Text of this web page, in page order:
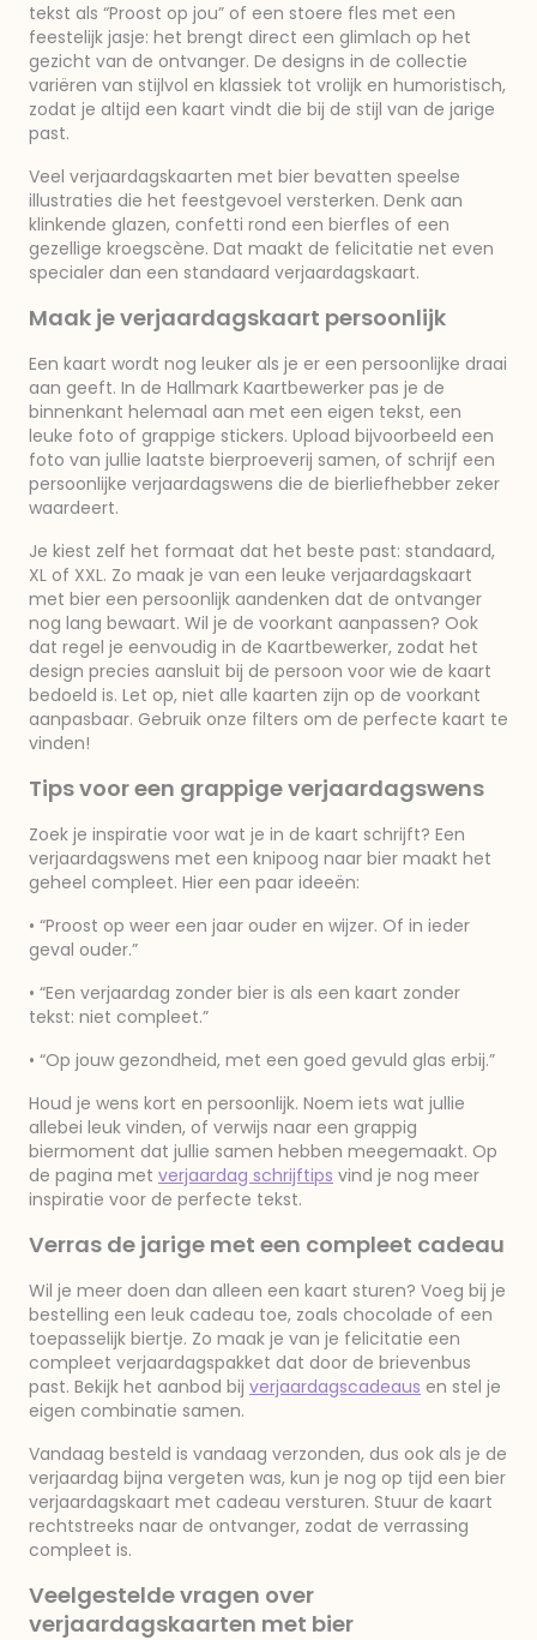
tekst als “Proost op jou” of een stoere fles met een
feestelijk jasje: het brengt direct een glimlach op het
gezicht van de ontvanger. De designs in de collectie
variëren van stijlvol en klassiek tot vrolijk en humoristisch,
zodat je altijd een kaart vindt die bij de stijl van de jarige
past.
Veel verjaardagskaarten met bier bevatten speelse
illustraties die het feestgevoel versterken. Denk aan
klinkende glazen, confetti rond een bierfles of een
gezellige kroegscène. Dat maakt de felicitatie net even
specialer dan een standaard verjaardagskaart.
Maak je verjaardagskaart persoonlijk
Een kaart wordt nog leuker als je er een persoonlijke draai
aan geeft. In de Hallmark Kaartbewerker pas je de
binnenkant helemaal aan met een eigen tekst, een
leuke foto of grappige stickers. Upload bijvoorbeeld een
foto van jullie laatste bierproeverij samen, of schrijf een
persoonlijke verjaardagswens die de bierliefhebber zeker
waardeert.
Je kiest zelf het formaat dat het beste past: standaard,
XL of XXL. Zo maak je van een leuke verjaardagskaart
met bier een persoonlijk aandenken dat de ontvanger
nog lang bewaart. Wil je de voorkant aanpassen? Ook
dat regel je eenvoudig in de Kaartbewerker, zodat het
design precies aansluit bij de persoon voor wie de kaart
bedoeld is. Let op, niet alle kaarten zijn op de voorkant
aanpasbaar. Gebruik onze filters om de perfecte kaart te
vinden!
Tips voor een grappige verjaardagswens
Zoek je inspiratie voor wat je in de kaart schrijft? Een
verjaardagswens met een knipoog naar bier maakt het
geheel compleet. Hier een paar ideeën:
• “Proost op weer een jaar ouder en wijzer. Of in ieder
geval ouder.”
• “Een verjaardag zonder bier is als een kaart zonder
tekst: niet compleet.”
• “Op jouw gezondheid, met een goed gevuld glas erbij.”
Houd je wens kort en persoonlijk. Noem iets wat jullie
allebei leuk vinden, of verwijs naar een grappig
biermoment dat jullie samen hebben meegemaakt. Op
de pagina met verjaardag schrijftips vind je nog meer
inspiratie voor de perfecte tekst.
Verras de jarige met een compleet cadeau
Wil je meer doen dan alleen een kaart sturen? Voeg bij je
bestelling een leuk cadeau toe, zoals chocolade of een
toepasselijk biertje. Zo maak je van je felicitatie een
compleet verjaardagspakket dat door de brievenbus
past. Bekijk het aanbod bij verjaardagscadeaus en stel je
eigen combinatie samen.
Vandaag besteld is vandaag verzonden, dus ook als je de
verjaardag bijna vergeten was, kun je nog op tijd een bier
verjaardagskaart met cadeau versturen. Stuur de kaart
rechtstreeks naar de ontvanger, zodat de verrassing
compleet is.
Veelgestelde vragen over
verjaardagskaarten met bier